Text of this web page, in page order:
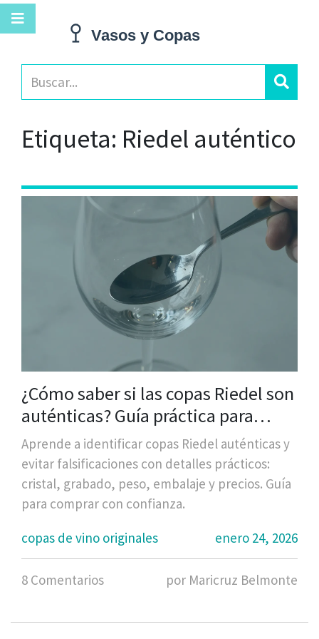
Etiqueta: Riedel auténtico
¿Cómo saber si las copas Riedel son
auténticas? Guía práctica para
evitar falsificaciones
Aprende a identificar copas Riedel auténticas y
evitar falsificaciones con detalles prácticos:
cristal, grabado, peso, embalaje y precios. Guía
para comprar con confianza.
copas de vino originales
enero 24, 2026
8 Comentarios por Maricruz Belmonte